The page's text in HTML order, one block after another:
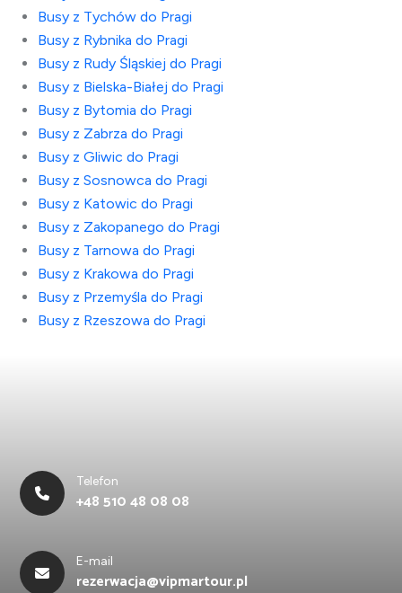
Busy z Tychów do Pragi
Busy z Rybnika do Pragi
Busy z Rudy Śląskiej do Pragi
Busy z Bielska-Białej do Pragi
Busy z Bytomia do Pragi
Busy z Zabrza do Pragi
Busy z Gliwic do Pragi
Busy z Sosnowca do Pragi
Busy z Katowic do Pragi
Busy z Zakopanego do Pragi
Busy z Tarnowa do Pragi
Busy z Krakowa do Pragi
Busy z Przemyśla do Pragi
Busy z Rzeszowa do Pragi
Telefon
+48 510 48 08 08
E-mail
rezerwacja@vipmartour.pl